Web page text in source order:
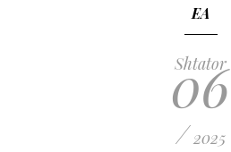
EA
Shtator
06
/ 2025